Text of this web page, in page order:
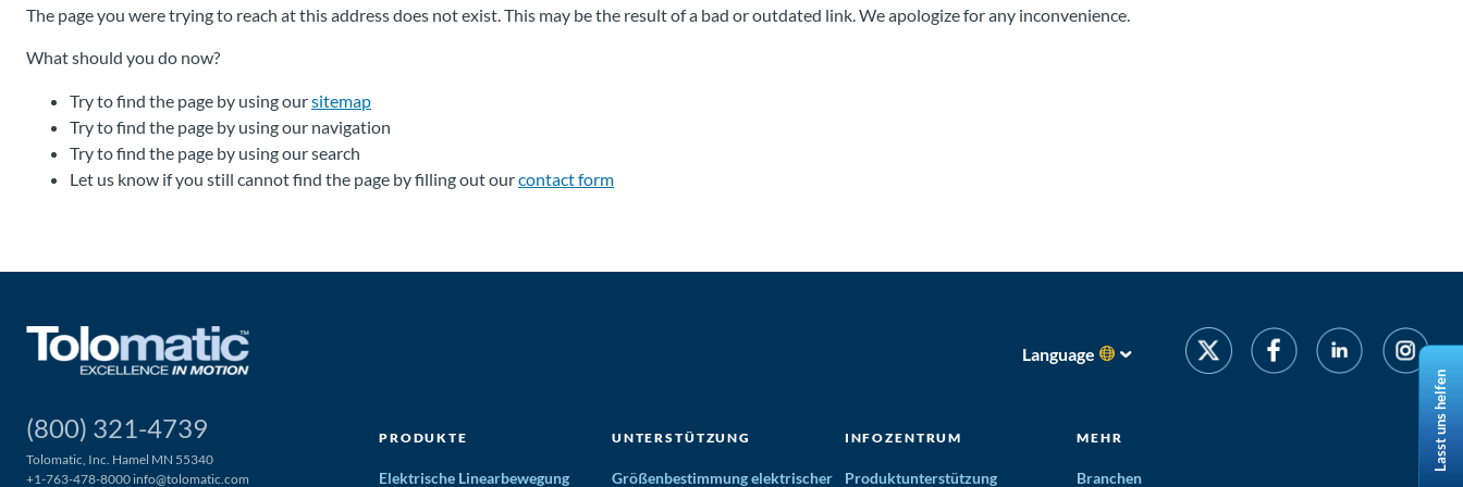
The page you were trying to reach at this address does not exist. This may be the result of a bad or outdated link. We apologize for any inconvenience.
What should you do now?
Try to find the page by using oursitemap
Try to find the page by using our navigation
Try to find the page by using our search
Let us know if you still cannot find the page by filling out ourcontact form
Language
(800) 321-4739
Tolomatic, Inc. Hamel MN 55340
+1-763-478-8000 info@tolomatic.com
PRODUKTE
Elektrische Linearbewegung
UNTERSTÜTZUNG
Größenbestimmung elektrischer
INFOZENTRUM
Produktunterstützung
MEHR
Branchen
Lasst uns helfen